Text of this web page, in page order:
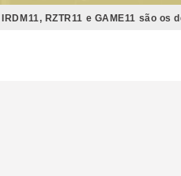
IRDM11, RZTR11 e GAME11 são os